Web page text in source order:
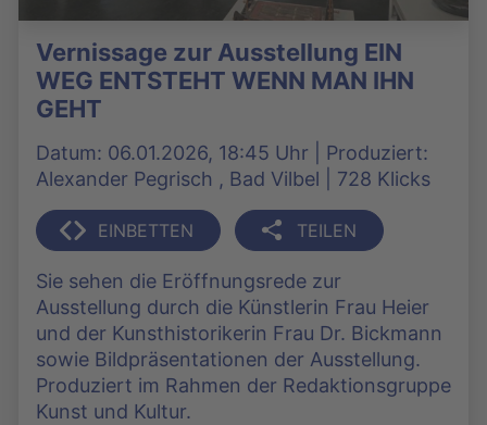
Vernissage zur Ausstellung EIN
WEG ENTSTEHT WENN MAN IHN
GEHT
Datum: 06.01.2026, 18:45 Uhr | Produziert:
Alexander Pegrisch , Bad Vilbel | 728 Klicks
EINBETTEN TEILEN
Sie sehen die Eröffnungsrede zur
Ausstellung durch die Künstlerin Frau Heier
und der Kunsthistorikerin Frau Dr. Bickmann
sowie Bildpräsentationen der Ausstellung.
Produziert im Rahmen der Redaktionsgruppe
Kunst und Kultur.